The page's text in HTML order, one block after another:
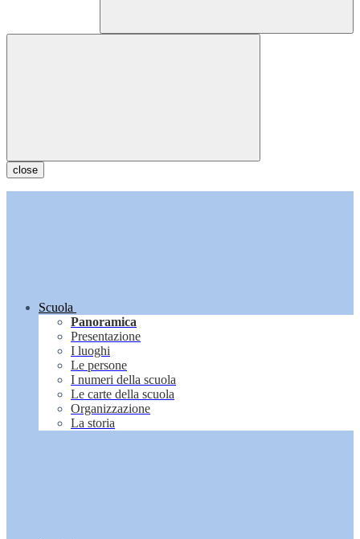
close
Scuola
Panoramica
Presentazione
I luoghi
Le persone
I numeri della scuola
Le carte della scuola
Organizzazione
La storia